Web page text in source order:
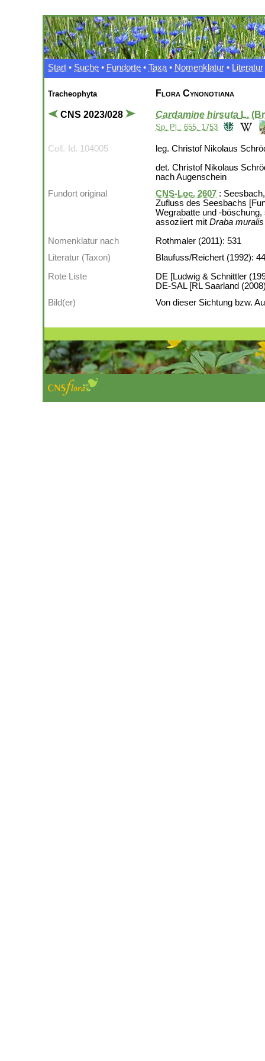
Start • Suche • Fundorte • Taxa • Nomenklatur • Literatur
Tracheophyta
CNS 2023/028
Flora Cynonotiana
Cardamine hirsuta L.
Sp. Pl.: 655. 1753
Coll.-Id. 104005
leg. Christof Nikolaus
det. Christof Nikolaus
nach Augenschein
Fundort original
CNS-Loc. 2607 :
Zufluss des Seesbachs
Wegrabatte und -
assoziiert mit Draba muralis
Nomenklatur nach
Rothmaler (2011): 531
Literatur (Taxon)
Blaufuss/Reichert (1992):
Rote Liste
DE [Ludwig & Schnittler
DE-SAL [RL Saarland
Bild(er)
Von dieser Sichtung bzw.